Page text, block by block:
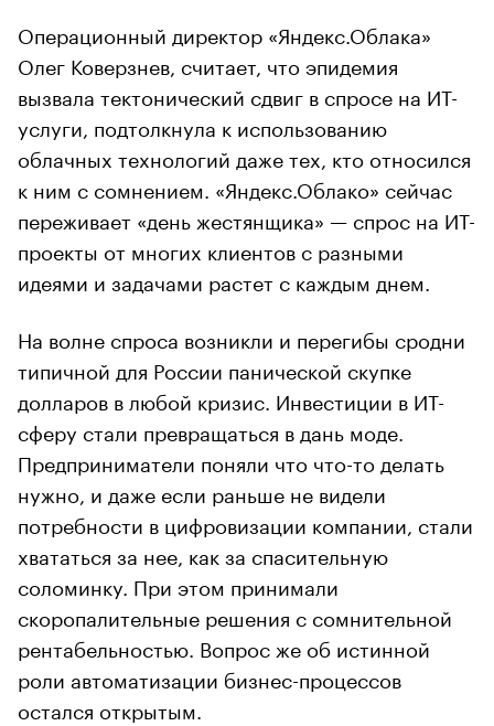
Операционный директор «Яндекс.Облака»
Олег Коверзнев, считает, что эпидемия
вызвала тектонический сдвиг в спросе на ИТ-
услуги, подтолкнула к использованию
облачных технологий даже тех, кто относился
к ним с сомнением. «Яндекс.Облако» сейчас
переживает «день жестянщика» — спрос на ИТ-
проекты от многих клиентов с разными
идеями и задачами растет с каждым днем.
На волне спроса возникли и перегибы сродни
типичной для России панической скупке
долларов в любой кризис. Инвестиции в ИТ-
сферу стали превращаться в дань моде.
Предприниматели поняли что что-то делать
нужно, и даже если раньше не видели
потребности в цифровизации компании, стали
хвататься за нее, как за спасительную
соломинку. При этом принимали
скоропалительные решения с сомнительной
рентабельностью. Вопрос же об истинной
роли автоматизации бизнес-процессов
остался открытым.